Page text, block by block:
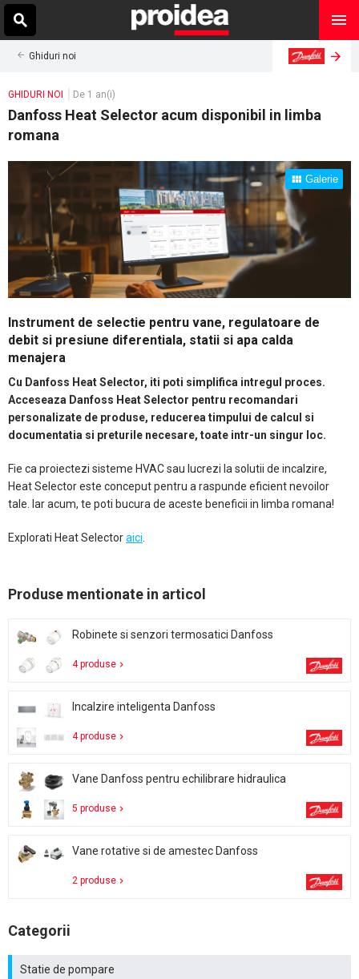
Ghiduri noi
GHIDURI NOI De 1 an(i)
Danfoss Heat Selector acum disponibil in limba
romana
Galerie
Instrument de selectie pentru vane, regulatoare de
debit si presiune diferentiala, statii si apa calda
menajera
Cu Danfoss Heat Selector, iti poti simplifica intregul proces.
Acceseaza Danfoss Heat Selector pentru recomandari
personalizate de produse, reducerea timpului de calcul si
documentatia si preturile necesare, toate intr-un singur loc.
Fie ca proiectezi sisteme HVAC sau lucrezi la solutii de incalzire,
Heat Selector este conceput pentru a raspunde eficient nevoilor
tale. Iar acum, te poti bucura de aceste beneficii in limba romana!
Explorati Heat Selectoraici
Produse mentionate in articol
Robinete si senzori termosatici Danfoss
4 produse
Incalzire inteligenta Danfoss
4 produse
Vane Danfoss pentru echilibrare hidraulica
5 produse
Vane rotative si de amestec Danfoss
2 produse
Categorii
Statie de pompare